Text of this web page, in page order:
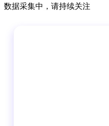
数据采集中，请持续关注